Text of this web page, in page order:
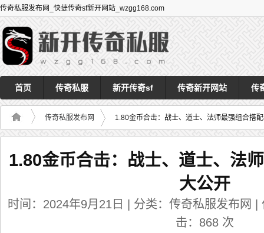
传奇私服发布网_快捷传奇sf新开网站_wzgg168.com
首页 传奇私服 新开传奇sf 传奇新开网站 传
传奇私服发布网 1.80金币合击：战士、道士、法师最强组合搭
1.80金币合击：战士、道士、法
大公开
时间：2024年9月21日 | 分类：传奇私服发布网
击： 868 次